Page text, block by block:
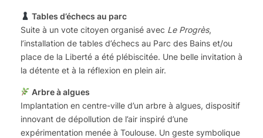
Tables d’échecs au parc
Suite à un vote citoyen organisé avec Le Progrès,
l’installation de tables d’échecs au Parc des Bains et/ou
place de la Liberté a été plébiscitée. Une belle invitation à
la détente et à la réflexion en plein air.
Arbre à algues
Implantation en centre-ville d’un arbre à algues, dispositif
innovant de dépollution de l’air inspiré d’une
expérimentation menée à Toulouse. Un geste symbolique